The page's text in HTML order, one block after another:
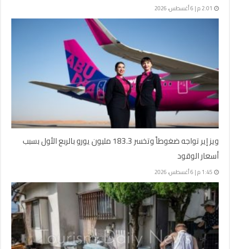
2:01 م | 6 أغسطس، 2026
ويز إير تواجه ضغوطاً وتخسر 183.3 مليون يورو بالربع الأول بسبب
أسعار الوقود
1:45 م | 6 أغسطس، 2026